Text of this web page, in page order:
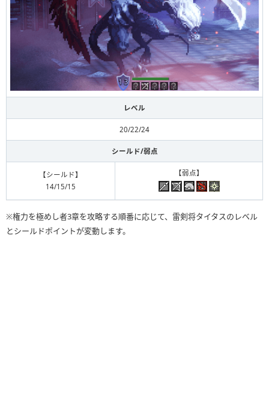
レベル
20/22/24
シールド/弱点
【シールド】
14/15/15
【弱点】
※権力を極めし者3章を攻略する順番に応じて、雷剣将タイタスのレベル
とシールドポイントが変動します。